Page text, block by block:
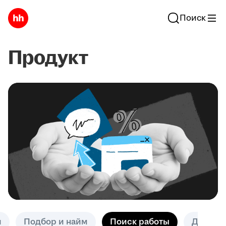
Поиск
Продукт
Подбор и найм Поиск работы Другое